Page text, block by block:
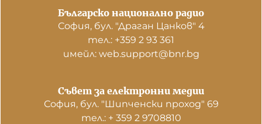
Българско национално радио
София, бул. "Драган Цанков" 4
тел.: +359 2 93 361
имейл: web.support@bnr.bg
Съвет за електронни медии
София, бул. "Шипченски проход" 69
тел.: + 359 2 9708810